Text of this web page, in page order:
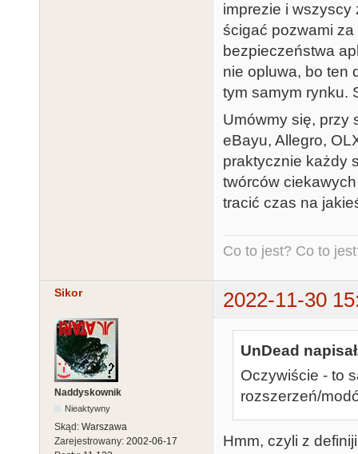
imprezie i wszyscy
ścigać pozwami za
bezpieczeństwa
nie opluwa, bo ten
tym samym rynku.
Umówmy się, przy
eBayu, Allegro,
praktycznie każdy
twórców
tracić czas na
Co to jest? Co to
Sikor 2022-11-30
Naddyskownik
Nieaktywny
Skąd: Warszawa
Zarejestrowany: 2002-06-17
UnDead
Oczywiście - to
rozszerzeń/
Hmm, czyli z